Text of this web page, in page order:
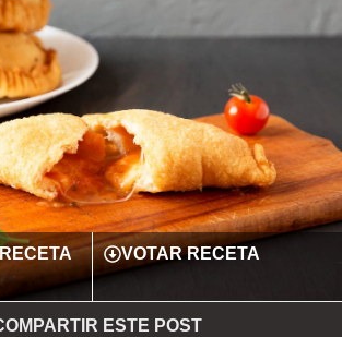
VOTAR RECETA
ESTE POST